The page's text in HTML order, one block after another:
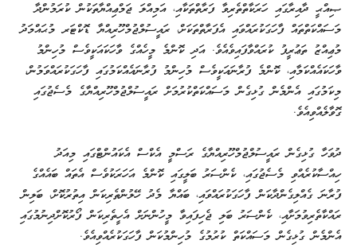
ޞިއްޙީ ދާއިރާގައި ހަރަކާތްތެރިވާ ފަރާތްތަކާއި، އަމިއްލަ ޖަމްޢިއްޔާތަކުން ކުރަމުންދާ
މަސައްކަތްތައް ފާހަގަކުރައްވައި އެފަރާތްތަކަށް، ރައީސުލްޖުމްހޫރިއްޔާ ޑޮކްޓަރ މުޙައްމަދު
މުޢިއްޒު ތަޢުރީފު ކުރައްވާފައިވެއެވެ. އަދި ކޮންމެ މީހެއްގެ ވާހަކައަކީވެސް މުހިންމު
ވާހަކައެއްކަމާއި، ކޮންމެ ފުރާނައަކީވެސް މުހިންމު ފުރާނައެއްކަމުގައި ފާހަގަކުރައްވަމުން،
މިކަމުގައި އެންމެން ގުޅިގެން މަސައްކަތްކުރުމަށް ރައީސުލްޖުމްހޫރިއްޔާގެ މެސެޖުގައި
ގޮވާލެއްވިއެވެ.
ދުވަހާ ގުޅިގެން ރައީސުލްޖުމްހޫރިއްޔާގެ ރަސްމީ އެކްސް އެކައުންޓްގައި މިއަދު
ހިއްސާކުރެއްވި މެސެޖުގައި، ކެންސަރު ބަލީގައި ކޮންމެ އަހަރަކުވެސް އެތައް ބައެއްގެ
ފުރާނަ ގެއްލިގެންދާކަން ފާހަގަކުރައްވައި، ބައްޔާ މެދު ހޭލުންތެރިކަން އިތުރުކޮށް، ބަލިން
ރައްކާތެރިވުމަށާއި، ކެންސަރު ބަލި ޖެހިފައިވާ މީހުންނަށް އެހީތެރިކަން ފޯރުކޮށްދިނުމުގައި
އެންމެން ގުޅިގެން މަސައްކަތް ކުރުމުގެ މުހިންމުކަން ފާހަގަކުރެއްވިއެވެ.